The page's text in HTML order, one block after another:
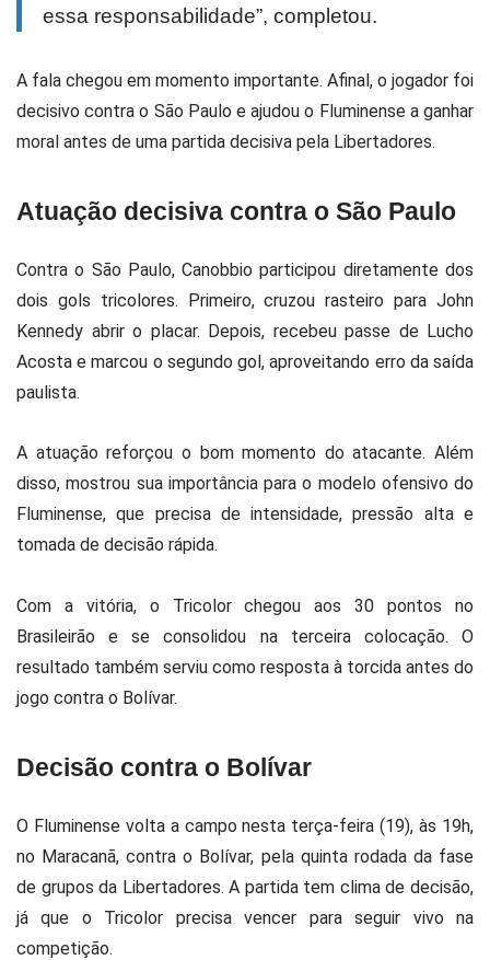
essa responsabilidade”, completou.
A fala chegou em momento importante. Afinal, o jogador foi
decisivo contra o São Paulo e ajudou o Fluminense a ganhar
moral antes de uma partida decisiva pela Libertadores.
Atuação decisiva contra o São Paulo
Contra o São Paulo, Canobbio participou diretamente dos
dois gols tricolores. Primeiro, cruzou rasteiro para John
Kennedy abrir o placar. Depois, recebeu passe de Lucho
Acosta e marcou o segundo gol, aproveitando erro da saída
paulista.
A atuação reforçou o bom momento do atacante. Além
disso, mostrou sua importância para o modelo ofensivo do
Fluminense, que precisa de intensidade, pressão alta e
tomada de decisão rápida.
Com a vitória, o Tricolor chegou aos 30 pontos no
Brasileirão e se consolidou na terceira colocação. O
resultado também serviu como resposta à torcida antes do
jogo contra o Bolívar.
Decisão contra o Bolívar
O Fluminense volta a campo nesta terça-feira (19), às 19h,
no Maracanã, contra o Bolívar, pela quinta rodada da fase
de grupos da Libertadores. A partida tem clima de decisão,
já que o Tricolor precisa vencer para seguir vivo na
competição.